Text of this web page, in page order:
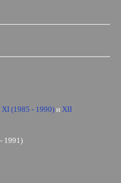
XI (1985 - 1990) и XII
1991)